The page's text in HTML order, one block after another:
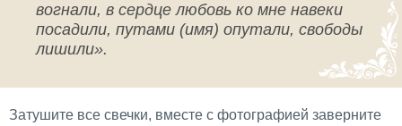
вогнали, в сердце любовь ко мне навеки
посадили, путами (имя) опутали, свободы
лишили».
Затушите все свечки, вместе с фотографией заверните